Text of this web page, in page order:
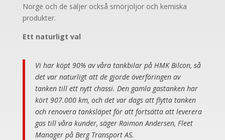
Norge och de säljer också smörjoljor och kemiska
produkter.
Ett naturligt val
Vi har köpt 90% av våra tankbilar på HMK Bilcon, så
det var naturligt att de gjorde överföringen av
tanken till ett nytt chassi. Den gamla gastanken har
kört 907.000 km, och det var dags att flytta tanken
och renovera tanksläpet för att fortsätta att leverera
gas till våra kunder, säger Raimon Andersen, Fleet
Manager på Berg Transport AS.